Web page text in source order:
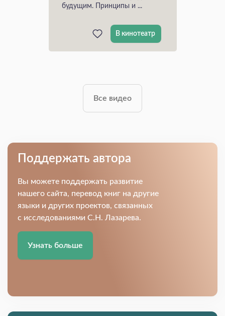
будущим. Принципы и ...
В кинотеатр
Все видео
Поддержать автора
Вы можете поддержать развитие
нашего сайта, перевод книг на другие
языки и других проектов, связанных
с исследованиями С.Н. Лазарева.
Узнать больше